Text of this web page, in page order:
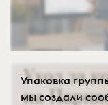
Упаковка
мы создали